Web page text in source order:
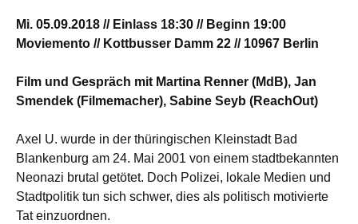
Mi. 05.09.2018 // Einlass 18:30 // Beginn 19:00
Moviemento // Kottbusser Damm 22 // 10967 Berlin
Film und Gespräch mit Martina Renner (MdB), Jan
Smendek (Filmemacher), Sabine Seyb (ReachOut)
Axel U. wurde in der thüringischen Kleinstadt Bad
Blankenburg am 24. Mai 2001 von einem stadtbekannten
Neonazi brutal getötet. Doch Polizei, lokale Medien und
Stadtpolitik tun sich schwer, dies als politisch motivierte
Tat einzuordnen.